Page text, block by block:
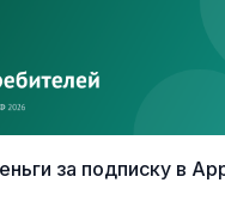
за подписку в